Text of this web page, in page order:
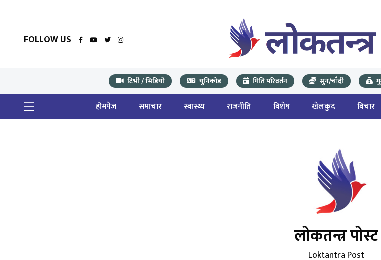
FOLLOW US
टिभी / भिडियो युनिकोड मिति परिवर्तन सुन/चाँदी
होमपेज समाचार स्वास्थ्य राजनीति विशेष खेलकुद विचार
लोकतन्त्र पोस्ट
Loktantra Post